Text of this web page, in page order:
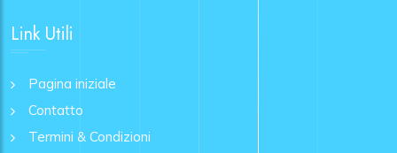
Link Utili
Pagina iniziale
Contatto
Termini & Condizioni